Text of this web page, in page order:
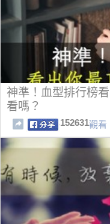
神準！血型排行榜
看嗎？
152631觀看